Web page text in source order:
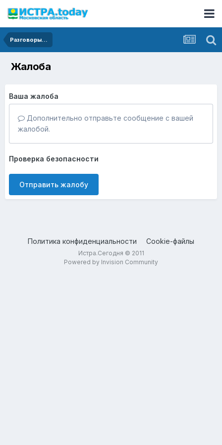
Разговоры...
Жалоба
Ваша жалоба
Дополнительно отправьте сообщение с вашей
жалобой.
Проверка безопасности
Отправить жалобу
Политика конфиденциальности Cookie-файлы
Истра.Сегодня © 2011
Powered by Invision Community